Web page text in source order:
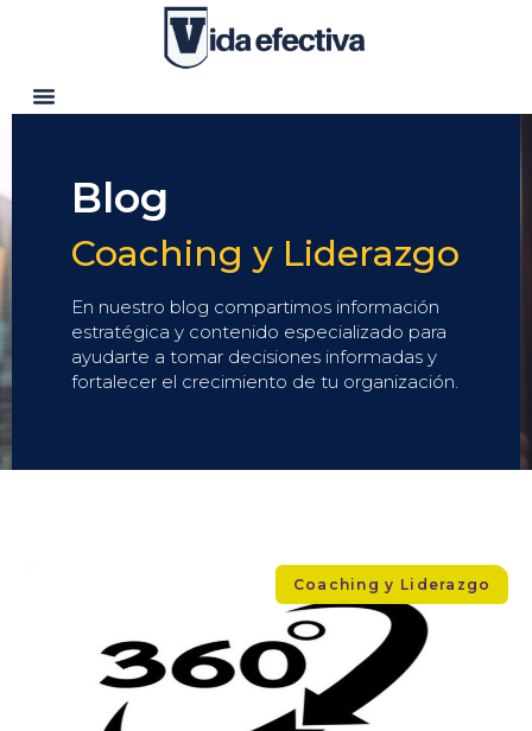
Blog
Coaching y Liderazgo
En nuestro blog compartimos información
estratégica y contenido especializado para
ayudarte a tomar decisiones informadas y
fortalecer el crecimiento de tu organización.
Coaching y Liderazgo